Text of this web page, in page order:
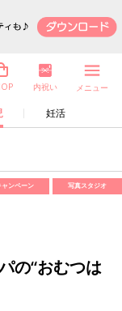
妊活
内祝い メニュー
ャンペーン 写真スタジオ
の“おむつは